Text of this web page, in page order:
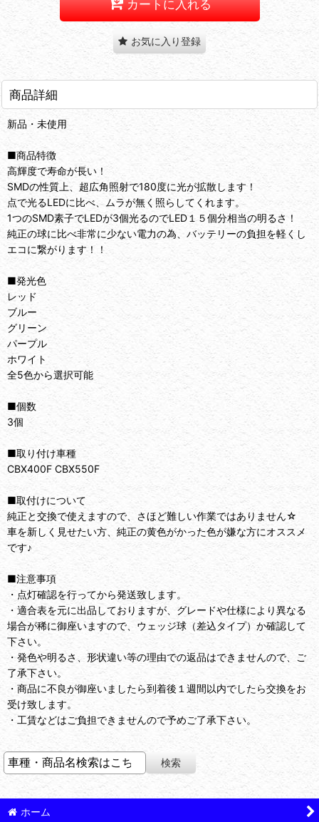
カートに入れる
お気に入り登録
商品詳細
新品・未使用
■商品特徴
高輝度で寿命が長い！
SMDの性質上、超広角照射で180度に光が拡散します！
点で光るLEDに比べ、ムラが無く照らしてくれます。
1つのSMD素子でLEDが3個光るのでLED１５個分相当の明るさ！
純正の球に比べ非常に少ない電力の為、バッテリーの負担を軽くし
エコに繋がります！！
■発光色
レッド
ブルー
グリーン
パープル
ホワイト
全5色から選択可能
■個数
3個
■取り付け車種
CBX400F CBX550F
■取付けについて
純正と交換で使えますので、さほど難しい作業ではありません☆
車を新しく見せたい方、純正の黄色がかった色が嫌な方にオススメ
です♪
■注意事項
・点灯確認を行ってから発送致します。
・適合表を元に出品しておりますが、グレードや仕様により異なる
場合が稀に御座いますので、ウェッジ球（差込タイプ）か確認して
下さい。
・発色や明るさ、形状違い等の理由での返品はできませんので、ご
了承下さい。
・商品に不良が御座いましたら到着後１週間以内でしたら交換をお
受け致します。
・工賃などはご負担できませんので予めご了承下さい。
ホーム